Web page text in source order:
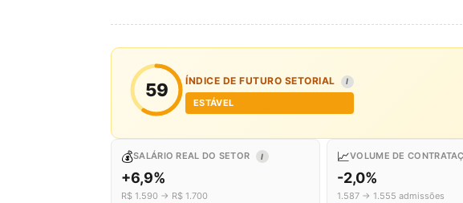
59 ÍNDICE DE FUTURO SETORIAL I
ESTÁVEL
💰SALÁRIO REAL DO SETOR I
+6,9%
R$ 1.590 → R$ 1.700
📈VOLUME DE
-2,0%
1.587 → 1.555 admissões